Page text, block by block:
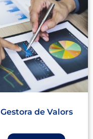
Gestora de Valors